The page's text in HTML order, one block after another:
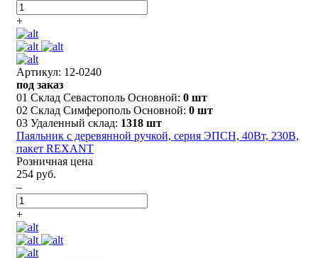
+
Артикул: 12-0240
под заказ
01 Склад Севастополь Основной: 0 шт
02 Склад Симферополь Основной: 0 шт
03 Удаленный склад: 1318 шт
Паяльник с деревянной ручкой, серия ЭПСН, 40Вт, 230В,
пакет REXANT
Розничная цена
254 руб.
–
+